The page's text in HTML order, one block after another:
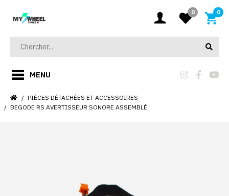
0 0
MENU
PIÈCES DÉTACHÉES ET ACCESSOIRES
BEGODE RS AVERTISSEUR SONORE ASSEMBLÉ